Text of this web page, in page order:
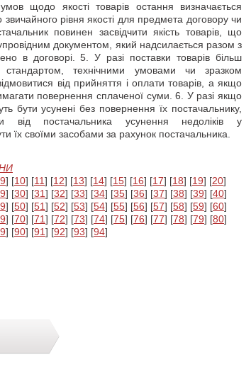
щодо якості товарів остання визначається
рівня якості для предмета договору чи
повинен засвідчити якість товарів, що
документом, який надсилається разом з
в договорі. 5. У разі поставки товарів більш
стандартом, технічними умовами чи зразком
від прийняття і оплати товарів, а якщо
повернення сплаченої суми. 6. У разі якщо
бути усунені без повернення їх постачальнику,
постачальника усунення недоліків у
їх своїми засобами за рахунок постачальника.
9] [10] [11] [12] [13] [14] [15] [16] [17] [18] [19] [20]
] [30] [31] [32] [33] [34] [35] [36] [37] [38] [39] [40]
] [50] [51] [52] [53] [54] [55] [56] [57] [58] [59] [60]
] [70] [71] [72] [73] [74] [75] [76] [77] [78] [79] [80]
] [90] [91] [92] [93] [94]